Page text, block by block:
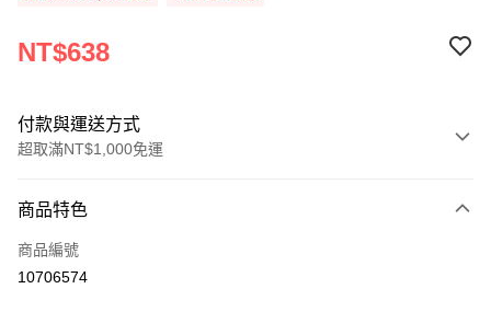
NT$638
付款與運送方式
超取滿NT$1,000免運
信用卡一次付款
超商取貨付款
商品特色
商品編號
10706574